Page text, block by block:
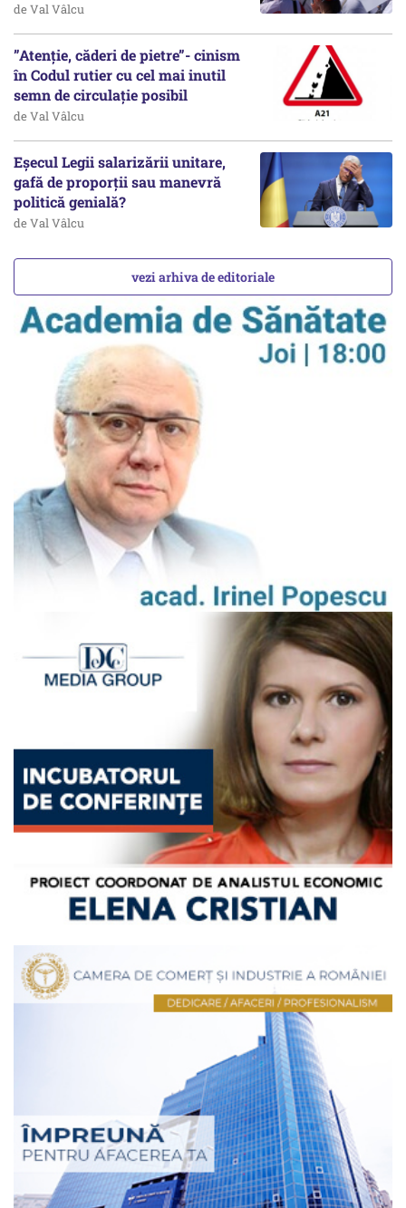
de Val Vâlcu
”Atenție, căderi de pietre”- cinism
în Codul rutier cu cel mai inutil
semn de circulație posibil
de Val Vâlcu
Eșecul Legii salarizării unitare,
gafă de proporții sau manevră
politică genială?
de Val Vâlcu
vezi arhiva de editoriale